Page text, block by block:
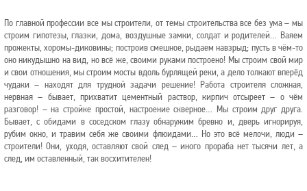
По главной профессии все мы строители,от темы строительства все без ума –мы
строим гипотезы, глазки, дома, воздушные замки, солдат и родителей…
Ваяем
прожекты, хоромы-диковины; построив смешное, рыдаем навзрыд; пусть в чём-то
оно никудышно на вид, но всё же, своими руками построено! Мы строим свой мир
и свои отношения, мы строим мосты вдоль бурлящей реки,а дело толкают вперёд
чудаки – находят для трудной задачи решение!
Работа строителя сложная,
нервная – бывает, прихватит цементный раствор, кирпич отсыреет – о чём
разговор! –на стройке простой, настроение скверное…
Мы строим друг друга.
Бывает, с обидами в соседском глазу обнаружим бревно и, дверь игнорируя,
рубим окно,и травим себя же своими флюидами…
Но это всё мелочи, люди –
строители!Они, уходя, оставляют свой след –иного прораба нет тысячи лет,а
след, им оставленный, так восхитителен!